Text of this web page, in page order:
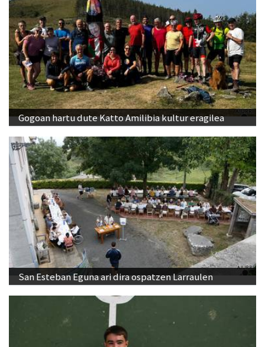
Gogoan hartu dute Katto Amilibia kultur eragilea
San Esteban Eguna ari dira ospatzen Larraulen